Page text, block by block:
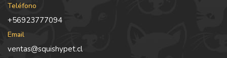
Teléfono
+56923777094
Email
ventas@squishypet.cl